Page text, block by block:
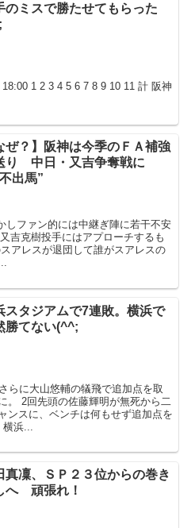
のミスで勝たせてもらった
1 2 3 4 5 6 7 8 9 10 11 計 阪神
ぜ？】阪神は今季のＦＡ補強
り 中日・又吉争奪戦に
出馬”
しファン的には中継ぎ陣に若干不安
吉克樹投手にはアプローチするも
アレスが退団して誰がスアレスの
スタジアムで7連敗。横浜で
勝てない(^^;
らに大山悠輔の犠飛で追加点を取
。 2回先頭の佐藤輝明が無死から二
ンスに、ベンチは何もせず追加点を
浜...
真凜、ＳＰ２３位からの巻き
へ 頑張れ！